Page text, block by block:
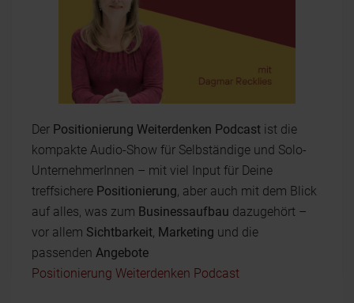
Der Positionierung Weiterdenken Podcast ist die
kompakte Audio-Show für Selbständige und Solo-
UnternehmerInnen – mit viel Input für Deine
treffsichere Positionierung, aber auch mit dem Blick
auf alles, was zum Businessaufbau dazugehört –
vor allem Sichtbarkeit, Marketing und die
passenden Angebote
Positionierung Weiterdenken Podcast